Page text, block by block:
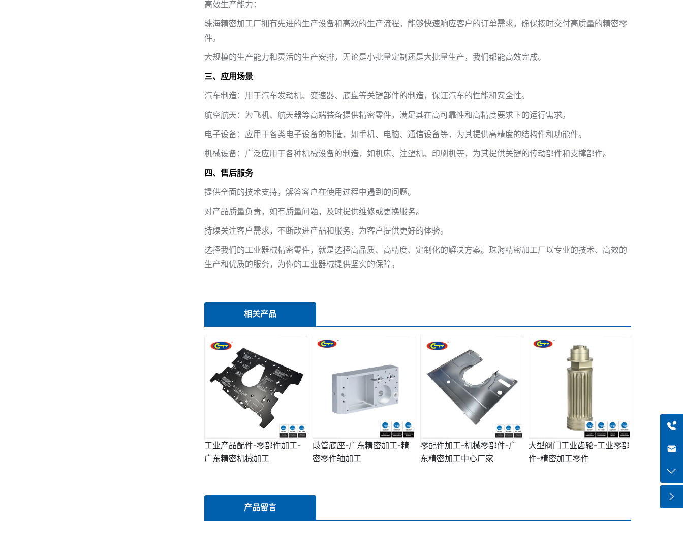
高效生产能力：
珠海精密加工厂拥有先进的生产设备和高效的生产流程，能够快速响应客户的订单需求，确保按时交付高质量的精密零
件。
大规模的生产能力和灵活的生产安排，无论是小批量定制还是大批量生产，我们都能高效完成。
三、应用场景
汽车制造：用于汽车发动机、变速器、底盘等关键部件的制造，保证汽车的性能和安全性。
航空航天：为飞机、航天器等高端装备提供精密零件，满足其在高可靠性和高精度要求下的运行需求。
电子设备：应用于各类电子设备的制造，如手机、电脑、通信设备等，为其提供高精度的结构件和功能件。
机械设备：广泛应用于各种机械设备的制造，如机床、注塑机、印刷机等，为其提供关键的传动部件和支撑部件。
四、售后服务
提供全面的技术支持，解答客户在使用过程中遇到的问题。
对产品质量负责，如有质量问题，及时提供维修或更换服务。
持续关注客户需求，不断改进产品和服务，为客户提供更好的体验。
选择我们的工业器械精密零件，就是选择高品质、高精度、定制化的解决方案。珠海精密加工厂以专业的技术、高效的
生产和优质的服务，为你的工业器械提供坚实的保障。
相关产品
工业产品配件-零部件加工-
广东精密机械加工
歧管底座-广东精密加工-精
密零件轴加工
零配件加工-机械零部件-广
东精密加工中心厂家
大型阀门工业齿轮-工业零部
件-精密加工零件
产品留言
+8613318966480
haiqi.liang@chuntian-ctt.com